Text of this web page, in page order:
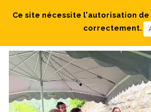
Ce site nécessite l'autorisation
correctement.